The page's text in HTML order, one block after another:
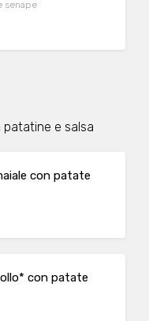
senape
e salsa
con patate
con patate